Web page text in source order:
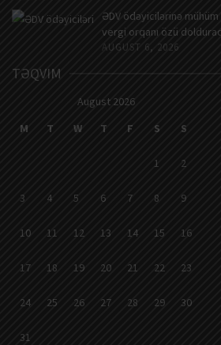
ƏDV ödəyicilərinə
vergi orqanı özü
AUGUST 6, 2026
TƏQVIM
August 2026
M
T W T F S S
1 2
3 4 5 6 7 8 9
10 11 12 13 14 15 16
17 18 19 20 21 22 23
24 25 26 27 28 29 30
31